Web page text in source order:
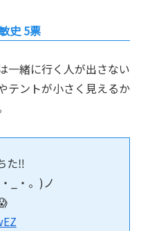
史 5票
一緒に行く人が出さない
テントが小さく見えるか
た‼️
_・。)ノ